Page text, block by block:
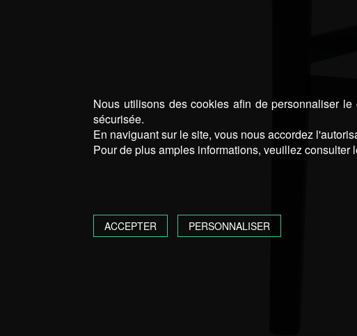
Nous utilisons des cookies afin de personnaliser
sécurisée.
En naviguant sur le site, vous nous accordez
Pour de plus amples informations, veuillez consulter
ACCEPTER PERSONNALISER